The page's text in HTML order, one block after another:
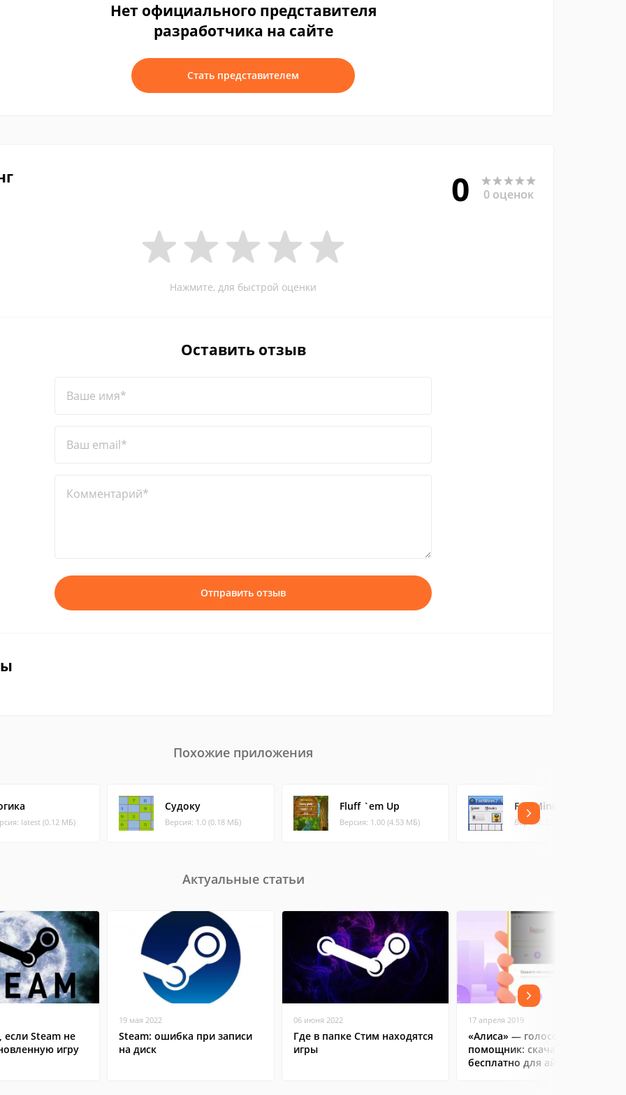
Нет официального представителя
разработчика на сайте
Стать представителем
0 0 оценок
Нажмите, для быстрой оценки
Оставить отзыв
Ваше имя*
Ваш email*
Комментарий*
Отправить отзыв
Похожие приложения
latest (0.12 МБ)
Судоку
Версия: 1.0 (0.18 МБ)
Fluff `em Up
Версия: 1.00 (4.53 МБ)
FastMines
Версия: 2.2007.2 (0.25 МБ)
Актуальные статьи
если Steam не
игру
19 мая 2022
Steam: ошибка при записи
на диск
06 июня 2022
Где в папке Стим находятся
игры
17 апреля 2019
«Алиса» — голосовой
помощник: скачать
бесплатно для айфона